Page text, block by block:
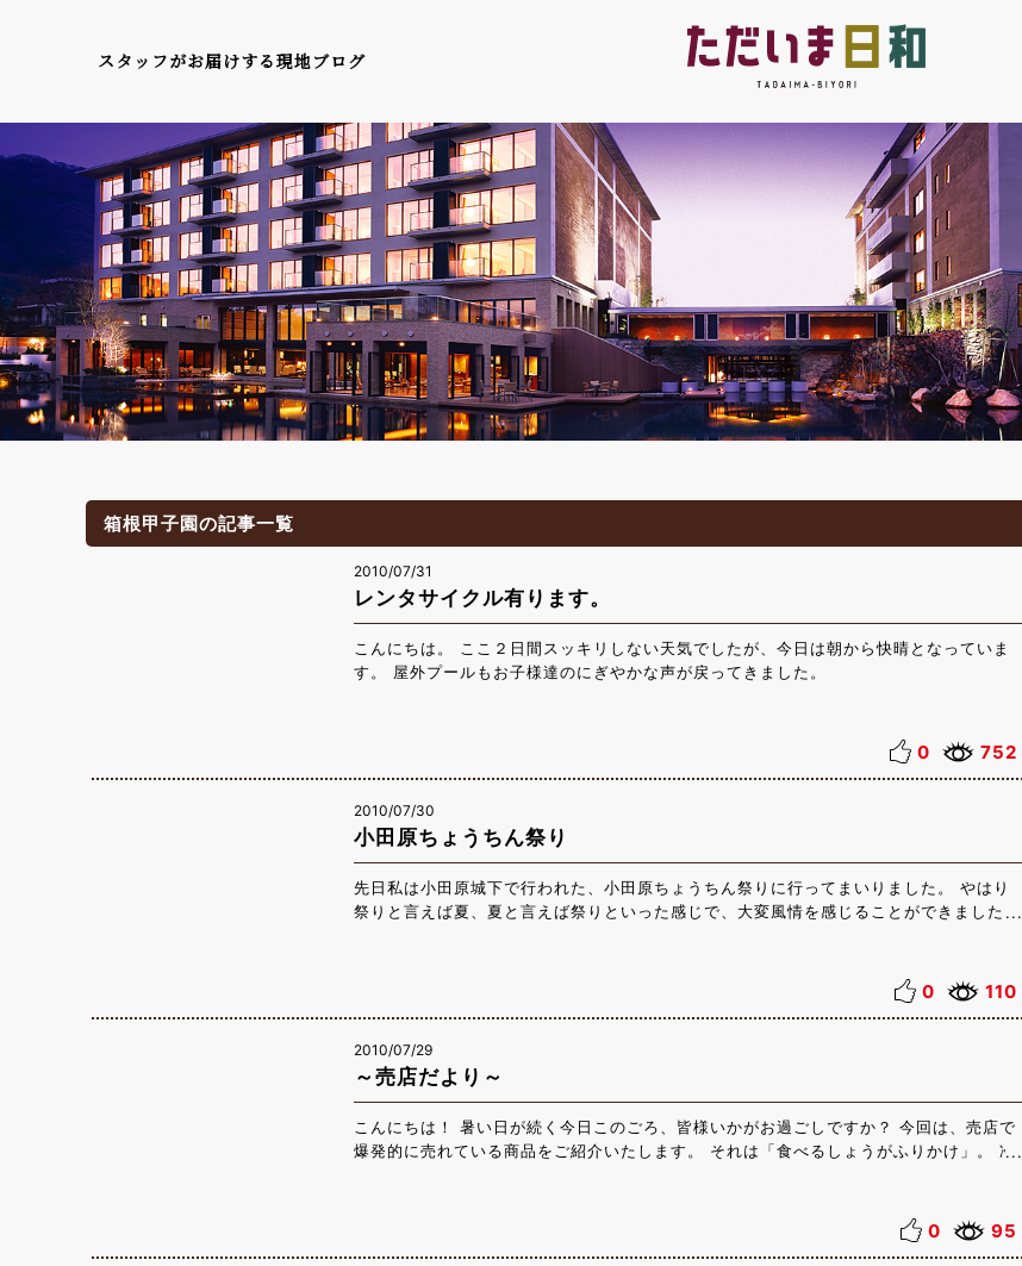
スタッフがお届けする現地ブログ
箱根甲子園の記事一覧
2010/07/31
レンタサイクル有ります。
こんにちは。 ここ２日間スッキリしない天気でしたが、今日は朝から快晴となっていま
す。 屋外プールもお子様達のにぎやかな声が戻ってきました。
0 752
2010/07/30
小田原ちょうちん祭り
先日私は小田原城下で行われた、小田原ちょうちん祭りに行ってまいりました。 やはり
祭りと言えば夏、夏と言えば祭りといった感じで、大変風情を感じることができました。
たい光景です。 皆さんは夏をどうお過ごしですか？ これからの夏の箱根には芦ノ湖の花
火大会（写真）など夏を満喫できるイベントが目白押しです。 ぜひ箱根に足をお運び下
0 110
2010/07/29
～売店だより～
こんにちは！ 暑い日が続く今日このごろ、皆様いかがお過ごしですか？ 今回は、売店で
爆発的に売れている商品をご紹介いたします。 それは「食べるしょうがふりかけ」。 冷
0 95